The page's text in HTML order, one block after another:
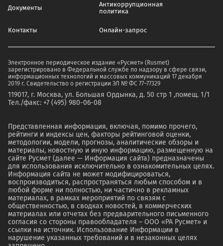
Документы
Антикоррупционная
политика
Контакты Онлайн-запрос
Электронное периодическое издание «Русмет» (Rusmet)
зарегистрировано в Федеральной службе по надзору в сфере связи,
информационных технологий и массовых коммуникаций 17 декабря
2019 г. Свидетельство о регистрации ЭЛ № ФС 77–77329
119017, г. Москва, ул. Большая Ордынка, д. 50 стр 1 ,помещ. 1/1
Тел./факс: +7 (495) 980-06-08
Представленная информация, включая, помимо прочего,
рейтинги и индексы цен, факторы рейтинговой оценки,
методологии, модели, прогнозы, аналитические обзоры и
материалы, новостную и иную информацию, размещенную на
сайте Русмет (далее — Информация сайта) предназначены
для использования исключительно в ознакомительных целях.
Информация сайта не может модифицироваться,
воспроизводиться, распространяться любым способом и в
любой форме ни полностью, ни частично в рекламных
материалах, в рамках мероприятий по связям с
общественностью, в сводках новостей, в коммерческих
материалах или отчетах без предварительного письменного
согласия со стороны правообладателя – ООО «РА Русмет» и
ссылки на источник. Использование Информации в
нарушение указанных требований и в незаконных целях